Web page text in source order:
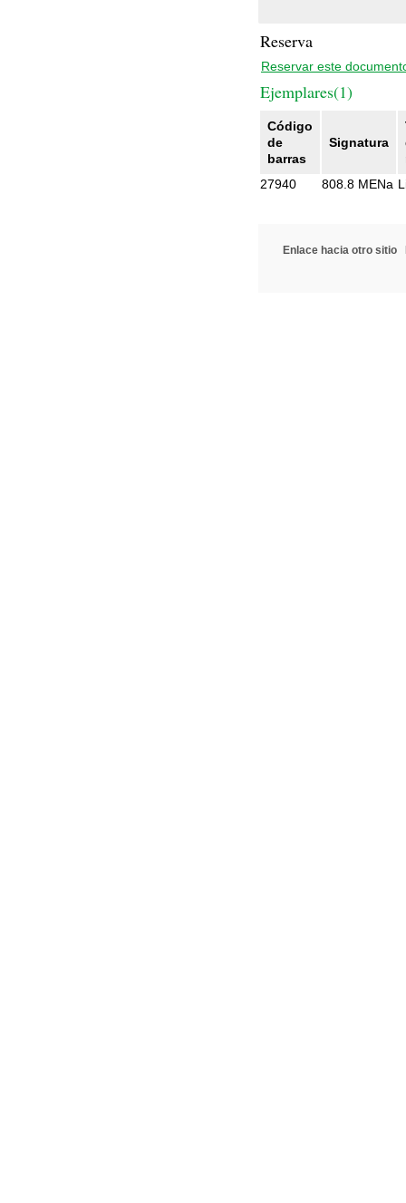
Reserva
Reservar este
Ejemplares(1)
Código
de
barras
Signatura
27940
808.8 MENa
Enlace hacia otro sitio